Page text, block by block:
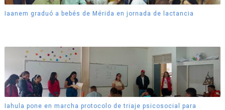
Iaanem graduó a bebés de Mérida en jornada de lactancia
Iahula pone en marcha protocolo de triaje psicosocial para